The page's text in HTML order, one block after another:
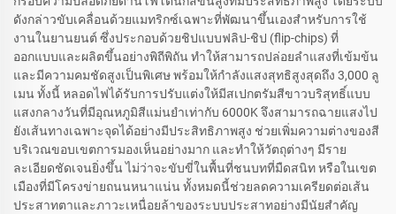
ดังกล่าวขับเคลื่อนด้วยแมทริกซ์เฉพาะที่พัฒนาขึ้นเองสำหรับการใช้
งานในยานยนต์ ซึ่งประกอบด้วยชิปแบบฟลิป-ชิป (flip-chips) ที่
ออกแบบและผลิตขึ้นอย่างพิถีพิถัน ทำให้สามารถปล่อยลำแสงที่เข้มข้น
และมีความคมชัดสูงเป็นพิเศษ พร้อมให้กำลังแสงสุทธิสูงสุดถึง 3,000 ลู
เมน ทั้งนี้ หลอดไฟได้รับการปรับแต่งให้มีสเปกตรัมสีขาวบริสุทธิ์แบบ
แสงกลางวันที่มีอุณหภูมิสีแม่นยำเท่ากับ 6000K จึงสามารถฉายแสงไป
ยังเส้นทางเฉพาะจุดได้อย่างมีประสิทธิภาพสูง ช่วยเพิ่มความต่างของสี
บริเวณขอบเขตการมองเห็นอย่างมาก และทำให้วัตถุต่างๆ มีราย
ละเอียดชัดเจนยิ่งขึ้น ไม่ว่าจะขับขี่ในพื้นที่ชนบทที่มืดสนิท หรือในเขต
เมืองที่มีโครงข่ายถนนหนาแน่น ทั้งหมดนี้ช่วยลดความเครียดต่อเส้น
ประสาทตาและภาวะเหนื่อยล้าของระบบประสาทอย่างมีนัยสำคัญ